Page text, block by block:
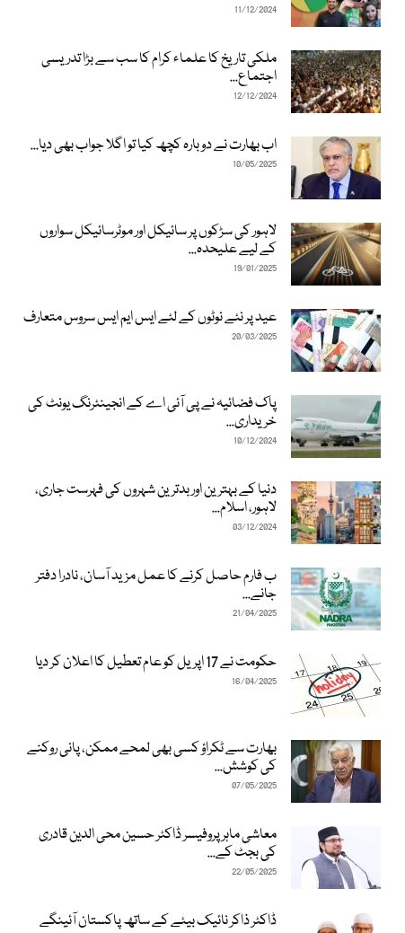
11/12/2024
ملکی تاریخ کا علماء کرام کا سب سے بڑا تدریسی
اجتماع...
12/12/2024
اب بھارت نے دوبارہ کچھ کیا تو اگلا جواب بھی دیا...
10/05/2025
لاہور کی سڑکوں پر سائیکل اور موٹرسائیکل سواروں
کے لیے علیحدہ...
19/01/2025
عید پر نئے نوٹوں کے لئے ایس ایم ایس سروس متعارف
20/03/2025
پاک فضائیہ نے پی آئی اے کے انجینئرنگ یونٹ کی
خریداری...
10/12/2024
دنیا کے بہترین اور بدترین شہروں کی فہرست جاری،
لاہور، اسلام...
03/12/2024
ب فارم حاصل کرنے کا عمل مزید آسان، نادرا دفتر
جانے...
21/04/2025
حکومت نے 17 اپریل کو عام تعطیل کا اعلان کر دیا
16/04/2025
بھارت سے ٹکراؤ کسی بھی لمحے ممکن، پانی روکنے
کی کوشش...
07/05/2025
معاشی ماہر پروفیسر ڈاکٹر حسین محی الدین قادری
کی بجٹ کے...
22/05/2025
ڈاکٹر ذاکر نائیک بیٹے کے ساتھ پاکستان آئینگے